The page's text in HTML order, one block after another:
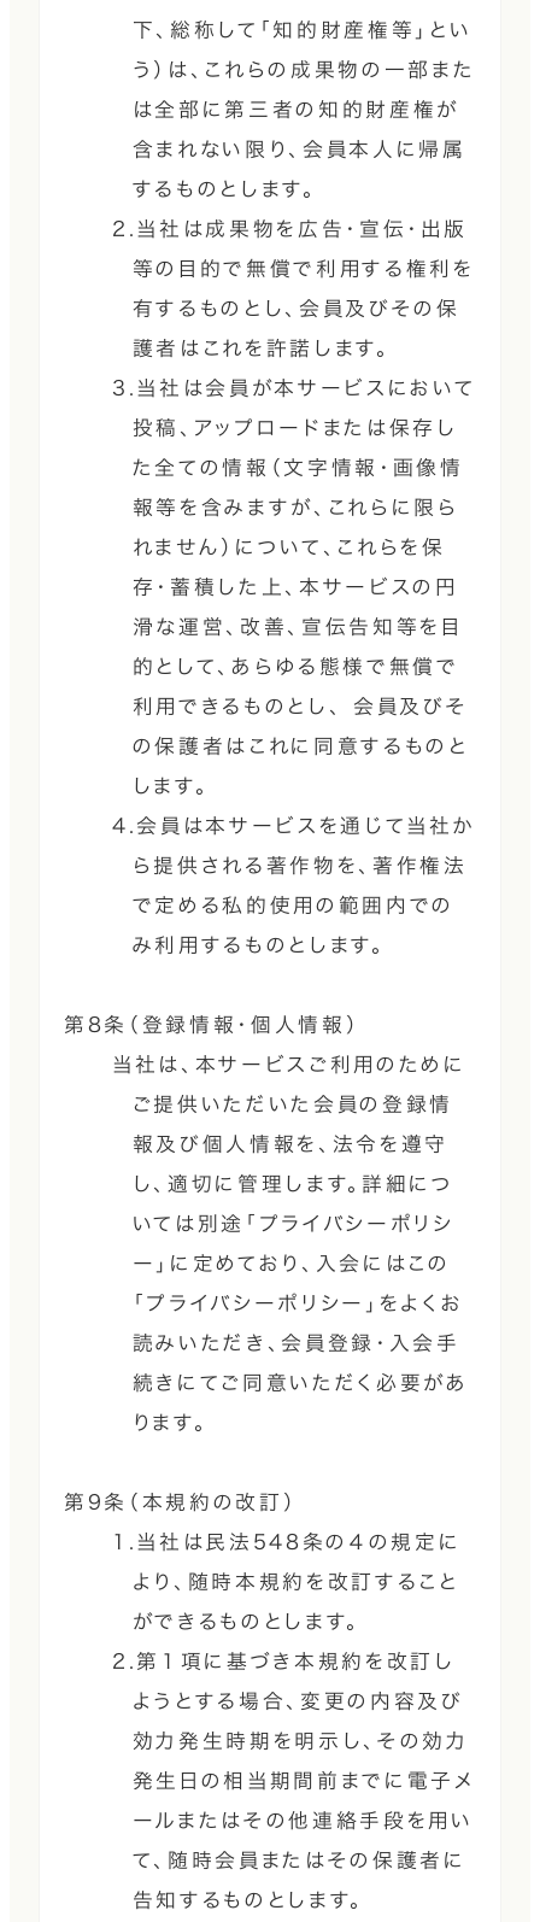
下、総称して「知的財産権等」とい
う）は、これらの成果物の一部また
は全部に第三者の知的財産権が
含まれない限り、会員本人に帰属
するものとします。
2.当社は成果物を広告・宣伝・出版
等の目的で無償で利用する権利を
有するものとし、会員及びその保
護者はこれを許諾します。
3.当社は会員が本サービスにおいて
投稿、アップロードまたは保存し
た全ての情報（文字情報・画像情
報等を含みますが、これらに限ら
れません）について、これらを保
存・蓄積した上、本サービスの円
滑な運営、改善、宣伝告知等を目
的として、あらゆる態様で無償で
利用できるものとし、 会員及びそ
の保護者はこれに同意するものと
します。
4.会員は本サービスを通じて当社か
ら提供される著作物を、著作権法
で定める私的使用の範囲内での
み利用するものとします。
第8条（登録情報・個人情報）
当社は、本サービスご利用のために
ご提供いただいた会員の登録情
報及び個人情報を、法令を遵守
し、適切に管理します。詳細につ
いては別途「プライバシーポリシ
ー」に定めており、入会にはこの
「プライバシーポリシー」をよくお
読みいただき、会員登録・入会手
続きにてご同意いただく必要があ
ります。
第9条（本規約の改訂）
1.当社は民法548条の４の規定に
より、随時本規約を改訂すること
ができるものとします。
2.第１項に基づき本規約を改訂し
ようとする場合、変更の内容及び
効力発生時期を明示し、その効力
発生日の相当期間前までに電子メ
ールまたはその他連絡手段を用い
て、随時会員またはその保護者に
告知するものとします。